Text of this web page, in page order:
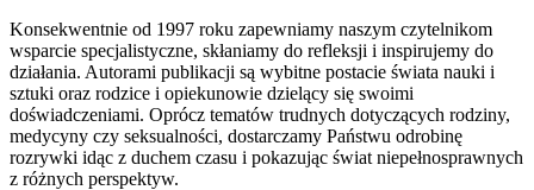
Konsekwentnie od 1997 roku zapewniamy naszym czytelnikom
wsparcie specjalistyczne, skłaniamy do refleksji i inspirujemy do
działania. Autorami publikacji są wybitne postacie świata nauki i
sztuki oraz rodzice i opiekunowie dzielący się swoimi
doświadczeniami. Oprócz tematów trudnych dotyczących rodziny,
medycyny czy seksualności, dostarczamy Państwu odrobinę
rozrywki idąc z duchem czasu i pokazując świat niepełnosprawnych
z różnych perspektyw.